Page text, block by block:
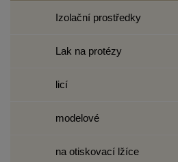
Izolační prostředky
Lak na protézy
licí
modelové
na otiskovací lžíce